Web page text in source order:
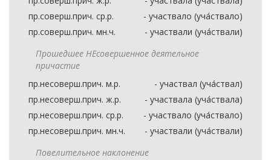
пр.соверш.прич. ср.р.
- участвало (уча́ствало)
пр.соверш.прич. мн.ч.
- участвали (уча́ствали)
Прошедшее НЕсовершенное деятельное
причастие
пр.несоверш.прич. м.р.
- участвал (уча́ствал)
пр.несоверш.прич. ж.р.
- участвала (уча́ствала)
пр.несоверш.прич. ср.р.
- участвало (уча́ствало)
пр.несоверш.прич. мн.ч.
- участвали (уча́ствали)
Повелительное наклонение